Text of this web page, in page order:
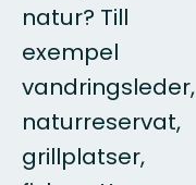
natur? Till
exempel
vandringsleder,
naturreservat,
grillplatser,